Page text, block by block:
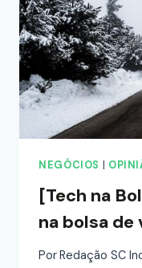
NEGÓCIOS
[Tech na
na bolsa de
PorRedação SC